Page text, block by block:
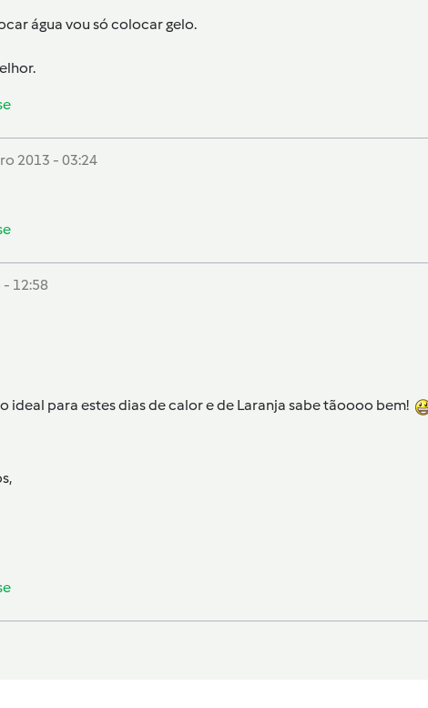
água vou só colocar gelo.
2013 - 03:24
12:58
ideal para estes dias de calor e de Laranja sabe tãoooo bem!